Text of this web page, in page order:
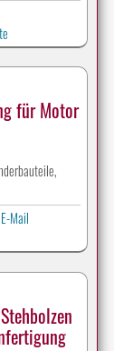
für Motor
E-Mail